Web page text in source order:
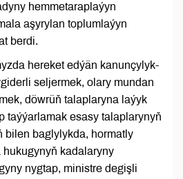
hemmetaraplaýyn
aşyrylan toplumlaýyn
berdi.
hereket edýän kanunçylyk-
seljermek, olary mundan
döwrüň talaplaryna laýyk
taýýarlamak esasy talaplarynyň
bilen baglylykda, hormatly
kadalaryny
nygtap, ministre degişli